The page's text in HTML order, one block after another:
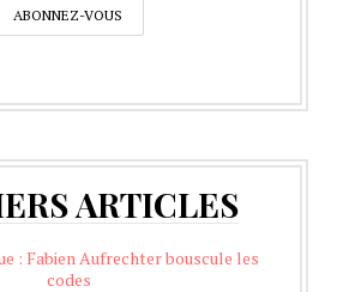
ARTICLES
: Fabien Aufrechter bouscule les
codes